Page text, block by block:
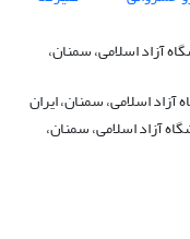
آزاد اسلامی، سمنان،
اسلامی، سمنان، ایران
آزاد اسلامی، سمنان،